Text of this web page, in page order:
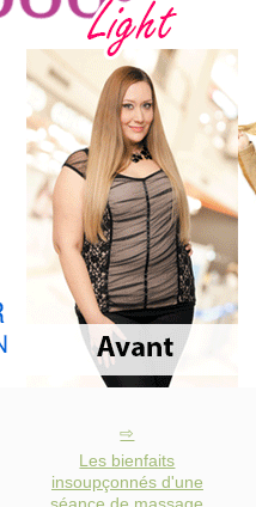
Les bienfaits
insoupçonnés d'une